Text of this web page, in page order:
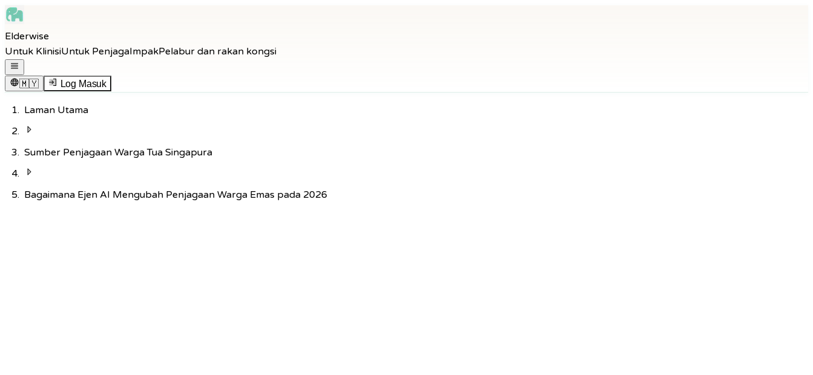
Skip to navigation
Skip to footer
Elderwise
Untuk KlinisiUntuk PenjagaImpakPelabur dan rakan kongsi
🇲🇾
Log Masuk
Laman Utama
Sumber Penjagaan Warga Tua Singapura
Bagaimana Ejen AI Mengubah Penjagaan Warga Emas pada 2026